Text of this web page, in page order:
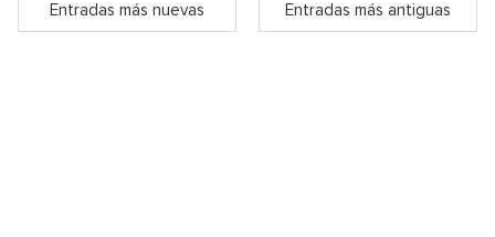
Entradas más nuevas Entradas más antiguas